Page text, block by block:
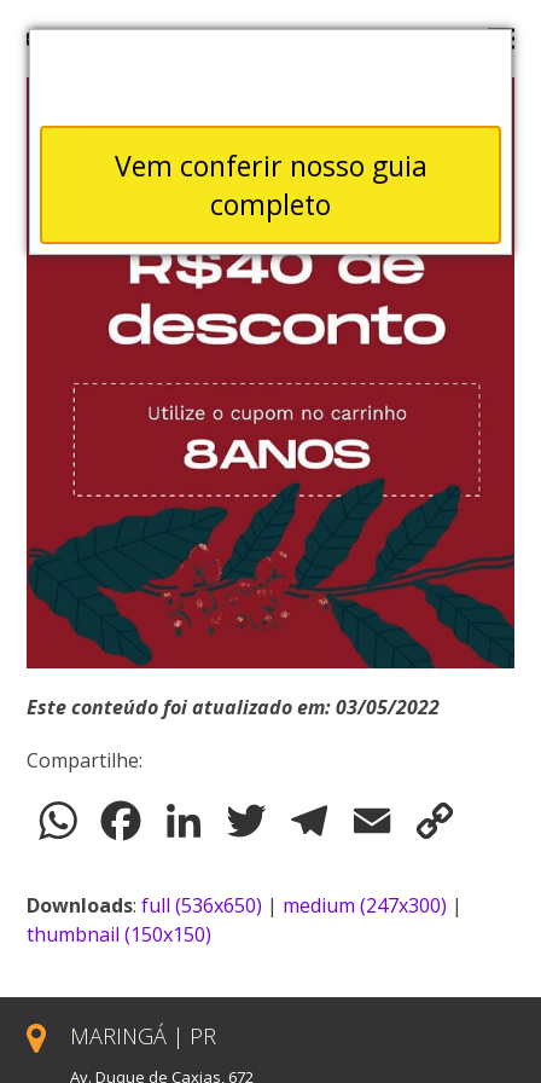
Vem conferir nosso guia
completo
Este conteúdo foi atualizado em: 03/05/2022
Compartilhe:
WhatsAppFacebookLinkedIn Twitter TelegramEmail
Downloads:full (536x650) | medium (247x300) |
thumbnail (150x150)
MARINGÁ | PR
Av. Duque de Caxias, 672